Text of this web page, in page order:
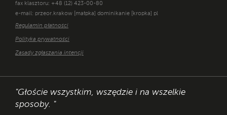
fax klasztoru: +48 (12) 423-00-80
e-mail: przeor.krakow [małpka] dominikanie [kropka] pl
Regulamin płatności
Polityka prywatności
Zasady zgłaszania intencji
"Głoście wszystkim, wszędzie i na wszelkie
sposoby. "